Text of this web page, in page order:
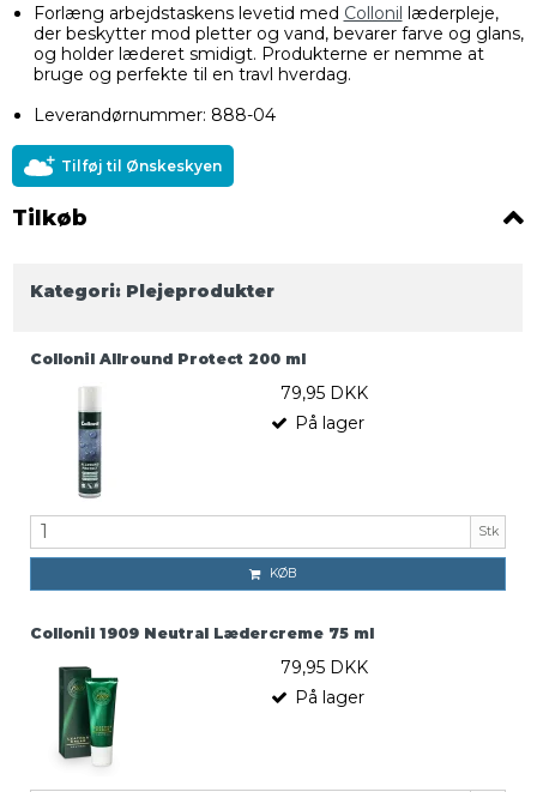
Forlæng arbejdstaskens levetid med Collonil læderpleje,
der beskytter mod pletter og vand, bevarer farve og glans,
og holder læderet smidigt. Produkterne er nemme at
bruge og perfekte til en travl hverdag.
Leverandørnummer: 888-04
Tilføj til Ønskeskyen
Tilkøb
Kategori: Plejeprodukter
Collonil Allround Protect 200 ml
79,95 DKK
På lager
Stk
KØB
Collonil 1909 Neutral Lædercreme 75 ml
79,95 DKK
På lager